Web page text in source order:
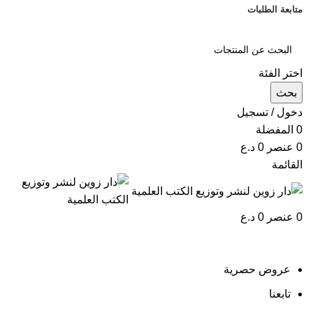
متابعة الطلبات
اختر الفئة
بحث
دخول / تسجيل
0 المفضلة
0 عنصر 0 د.ع
القائمة
0 عنصر 0 د.ع
عروض حصرية
تابعنا